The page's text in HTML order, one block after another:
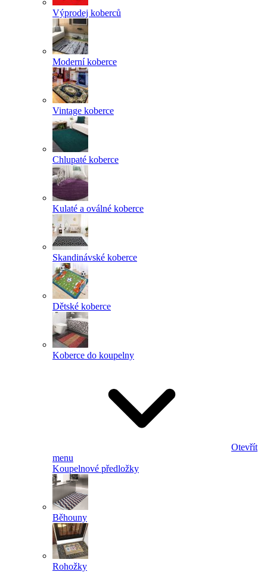
Výprodej koberců
Moderní koberce
Vintage koberce
Chlupaté koberce
Kulaté a oválné koberce
Skandinávské koberce
Dětské koberce
Koberce do koupelny
Otevřít
menu
Koupelnové předložky
Běhouny
Rohožky